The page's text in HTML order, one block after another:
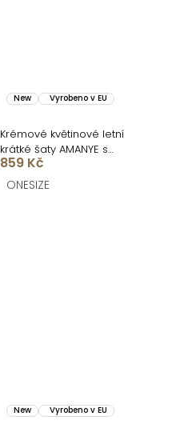
New Vyrobeno v EU
Krémové květinové letní
krátké šaty AMANYE s
kraťásky
859 Kč
ONESIZE
New Vyrobeno v EU